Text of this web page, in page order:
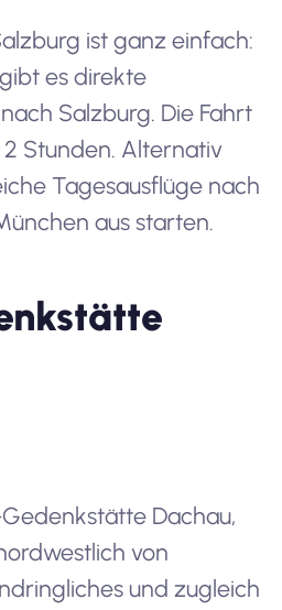
ist ganz einfach:
es direkte
Salzburg. Die Fahrt
Stunden. Alternativ
Tagesausflüge nach
aus starten.
Dachau,
von
und zugleich